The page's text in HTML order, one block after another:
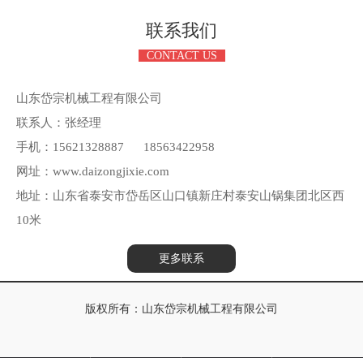
联系我们
CONTACT US
山东岱宗机械工程有限公司
联系人：张经理
手机：15621328887 18563422958
网址：www.daizongjixie.com
地址：山东省泰安市岱岳区山口镇新庄村泰安山锅集团北区西
10米
更多联系
版权所有：山东岱宗机械工程有限公司